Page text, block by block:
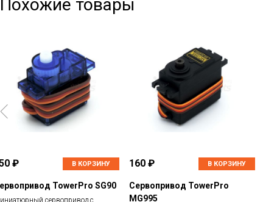
Похожие товары
₽ В КОРЗИНУ
TowerPro SG90
сервопривод с
160 ₽ В КОРЗИНУ
Сервопривод TowerPro
MG995